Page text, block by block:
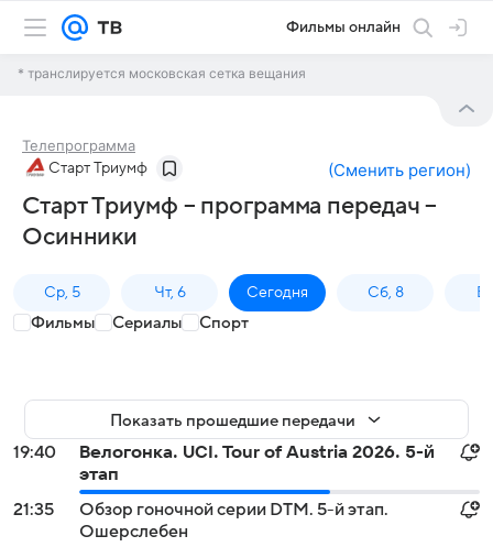
Фильмы онлайн
* транслируется московская сетка вещания
Телепрограмма
Старт Триумф (Сменить регион)
Старт Триумф – программа передач –
Осинники
Ср, 5 Чт, 6 Сегодня Сб, 8
Фильмы Сериалы Спорт
Показать прошедшие передачи
19:40
Велогонка. UCI. Tour of Austria 2026. 5-й
этап
21:35
Обзор гоночной серии DTM. 5-й этап.
Ошерслебен